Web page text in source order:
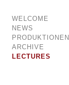
WELCOME
NEWS
PRODUKTIONEN
ARCHIVE
LECTURES